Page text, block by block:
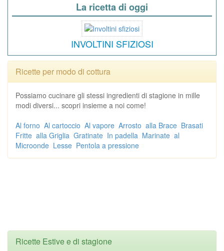
La ricetta di oggi
INVOLTINI SFIZIOSI
Ricette per modo di cottura
Possiamo cucinare gli stessi ingredienti di stagione in mille
modi diversi... scopri insieme a noi come!
Al forno Al cartoccio Al vapore Arrosto alla Brace Brasati
Fritte alla Griglia Gratinate In padella Marinate al
Microonde Lesse Pentola a pressione
Ricette Estive e di stagione